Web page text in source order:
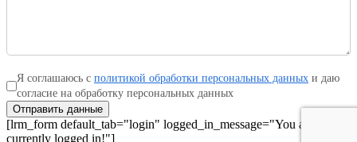
Я соглашаюсь с политикой обработки персональных данных и даю
согласие на обработку персональных данных
Отправить данные
[lrm_form default_tab="login" logged_in_message="You are
currently logged in!"]